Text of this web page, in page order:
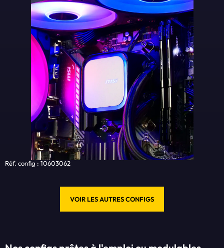
Réf. config : 10603062
VOIR LES AUTRES CONFIGS